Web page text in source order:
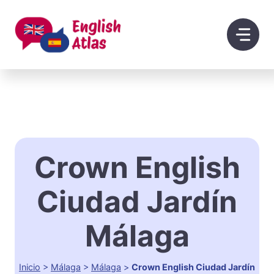
contenido
Crown English
Ciudad Jardín
Málaga
Inicio > Málaga > Málaga > Crown English Ciudad Jardín